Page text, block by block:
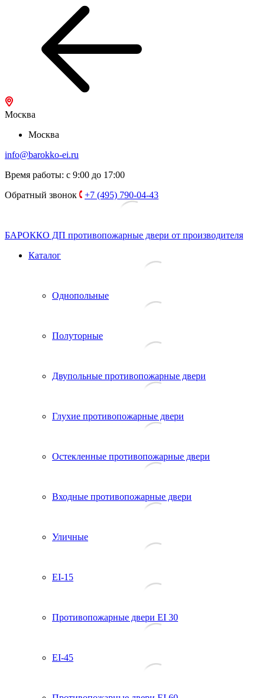
Москва
Москва
info@barokko-ei.ru
Время работы: с 9:00 до 17:00
Обратный звонок
+7 (495) 790-04-43
БАРОККО ДП противопожарные двери от производителя
Каталог
Однопольные
Полуторные
Двупольные противопожарные двери
Глухие противопожарные двери
Остекленные противопожарные двери
Входные противопожарные двери
Уличные
EI-15
Противопожарные двери EI 30
EI-45